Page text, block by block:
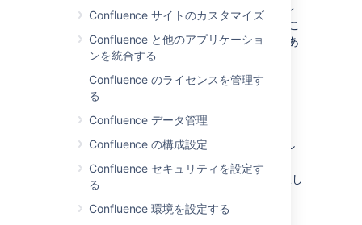
Confluence サイトのカスタマイズ
Confluence と他のアプリケーショ
ンを統合する
Confluence のライセンスを管理す
る
Confluence データ管理
Confluence の構成設定
Confluence セキュリティを設定す
る
Confluence 環境を設定する
タ転送が制限要因とならない場合、各 HTTP レ
スポンスの圧縮に要する CPU 負荷が増加するこ
とによって、Confluence が遅くなる可能性があ
ります。
HTTP 圧縮の有効化
[管理] を選択し、[一般設定
] を選択し
左側のパネルにある「
一般設定」を選択し
ます。
「HTTP 応答の圧縮」を有効にします。